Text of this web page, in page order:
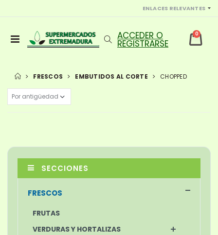
ENLACES RELEVANTES
0
FRESCOS EMBUTIDOS AL CORTE CHOPPED
SECCIONES
FRESCOS
FRUTAS
VERDURAS Y HORTALIZAS